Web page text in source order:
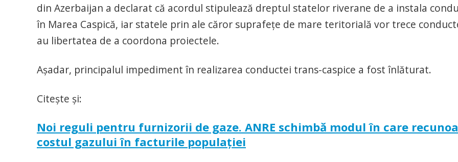
din Azerbaijan a declarat că acordul stipulează dreptul statelor riverane de a instala
în Marea Caspică, iar statele prin ale căror suprafeţe de mare teritorială vor trece
au libertatea de a coordona proiectele.
Aşadar, principalul impediment în realizarea conductei trans-caspice a fost înlăturat.
Citeşte şi:
Noi reguli pentru furnizorii de gaze. ANRE schimbă modul în care
costul gazului în facturile populaţiei